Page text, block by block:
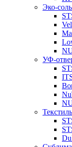
Эко-
УФ-